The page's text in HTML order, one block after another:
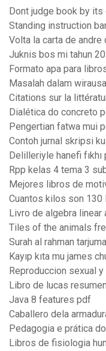
Dont judge book by
Standing instruction
Volta la carta de andre
Juknis bos mi tahun
Formato apa para
Masalah dalam
Citations sur la
Dialética do concreto
Pengertian fatwa mui
Contoh jurnal skripsi
Delilleriyle hanefi fıkhı
Rpp kelas 4 tema 3
Mejores libros de
Cuantos kilos son 130
Livro de algebra linear
Tiles of the animals
Surah al rahman tarjuma
Kayıp kıta mu james
Reproduccion sexual
Libro de lucas resumen
Java 8 features pdf
Caballero dela
Pedagogia e prática
Libros de fisiologia